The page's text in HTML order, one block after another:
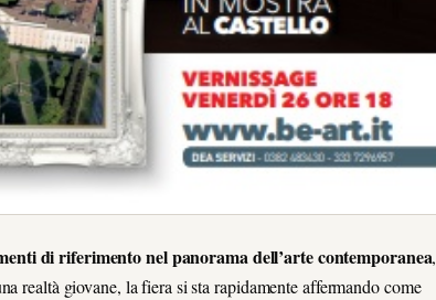
di riferimento nel panorama dell’arte contemporanea,
realtà giovane, la fiera si sta rapidamente affermando come